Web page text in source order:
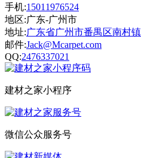
手机:15011976524
地区:广东-广州市
地址:广东省广州市番禺区南村
邮件:Jack@Mcarpet.com
QQ:2476337021
建材之家小程序
微信公众服务号